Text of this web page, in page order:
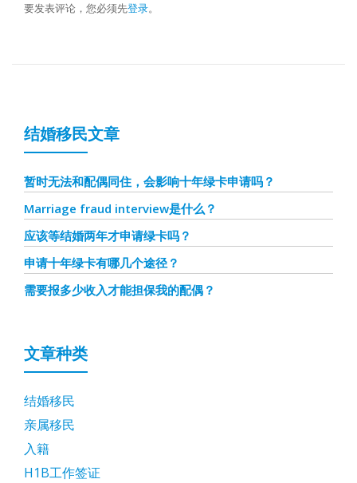
要发表评论，您必须先登录。
结婚移民文章
暂时无法和配偶同住，会影响十年绿卡申请吗？
Marriage fraud interview是什么？
应该等结婚两年才申请绿卡吗？
申请十年绿卡有哪几个途径？
需要报多少收入才能担保我的配偶？
文章种类
结婚移民
亲属移民
入籍
H1B工作签证